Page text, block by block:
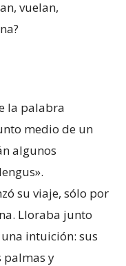
vuelan,
la palabra
medio de un
algunos
su viaje, sólo por
Lloraba junto
intuición: sus
palmas y